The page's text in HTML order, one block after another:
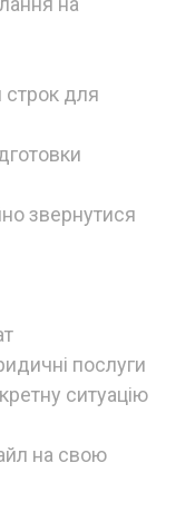
строк для
звернутися
послуги
ситуацію
на свою